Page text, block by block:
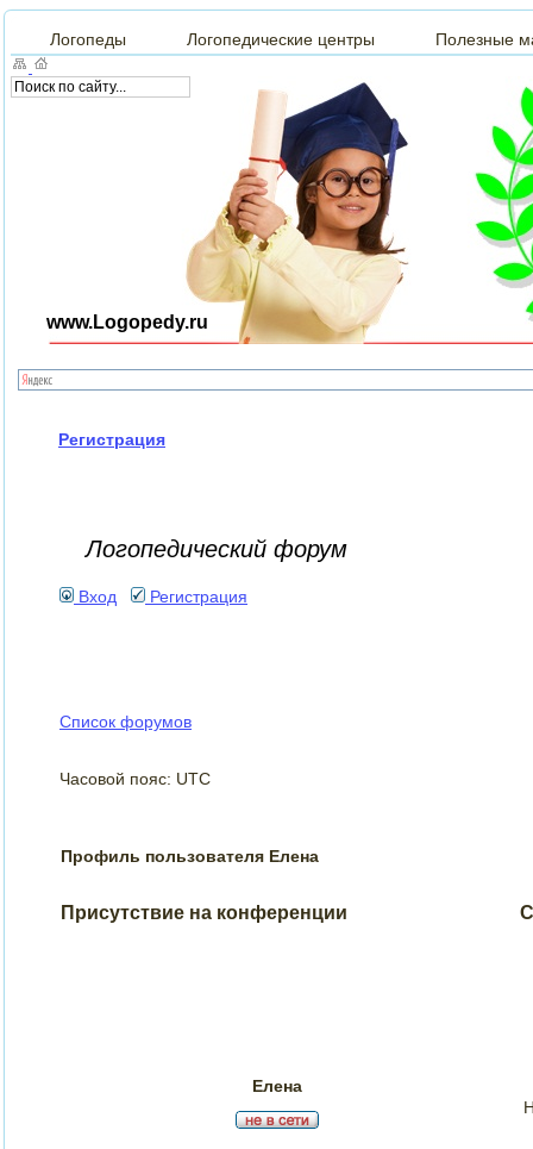
Логопеды Логопедические центры Полезные
www.Logopedy.ru
Регистрация
Логопедический форум
Вход Регистрация
Список форумов
Часовой пояс: UTC
Профиль пользователя Елена
Присутствие на конференции
Елена